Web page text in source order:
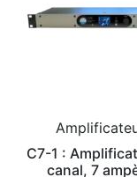
C7-1 :
canal, 7